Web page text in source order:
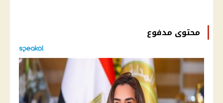
محتوى مدفوع